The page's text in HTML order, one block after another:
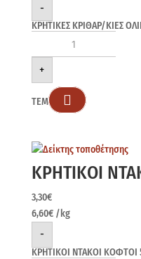
-
ΚΡΗΤΙΚΕΣ ΚΡΙΘΑΡ/ΚΙΕΣ
+
ΤΕΜ 
ΚΡΗΤΙΚΟΙ
3,30€
6,60€ /kg
-
ΚΡΗΤΙΚΟΙ ΝΤΑΚΟΙ ΚΟΦΤΟΙ